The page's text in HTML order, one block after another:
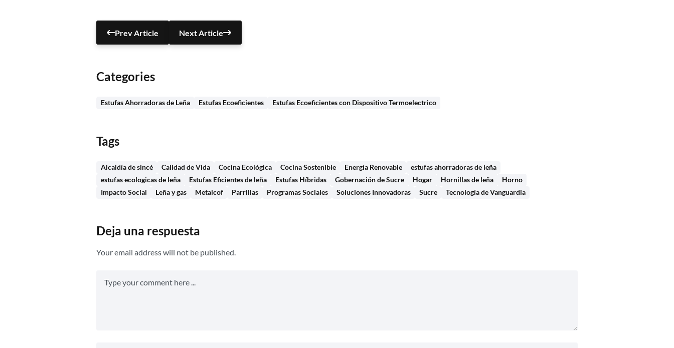
Prev Article Next Article
Categories
Estufas Ahorradoras de Leña Estufas Ecoeficientes Estufas Ecoeficientes con Dispositivo Termoelectrico
Tags
Alcaldía de sincé Calidad de Vida Cocina Ecológica Cocina Sostenible Energía Renovable
estufas ahorradoras de leña
estufas ecologicas de leña
Estufas Eficientes de leña Estufas Híbridas Gobernación de Sucre Hogar Hornillas de leña
Horno
Impacto Social
Leña y gas Metalcof Parrillas Programas Sociales Soluciones Innovadoras Sucre Tecnología de Vanguardia
Deja una respuesta
Your email address will not be published.